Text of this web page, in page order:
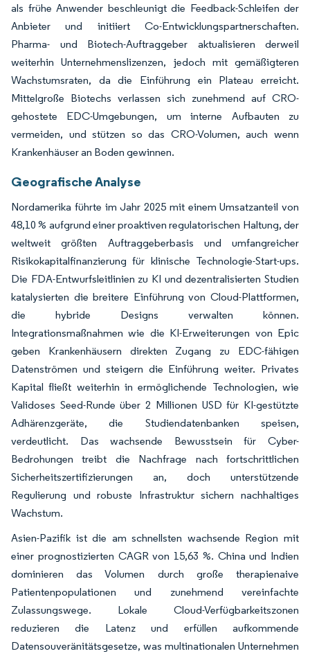
als frühe Anwender beschleunigt die Feedback-Schleifen der
Anbieter und initiiert Co-Entwicklungspartnerschaften.
Pharma- und Biotech-Auftraggeber aktualisieren derweil
weiterhin Unternehmenslizenzen, jedoch mit gemäßigteren
Wachstumsraten, da die Einführung ein Plateau erreicht.
Mittelgroße Biotechs verlassen sich zunehmend auf CRO-
gehostete EDC-Umgebungen, um interne Aufbauten zu
vermeiden, und stützen so das CRO-Volumen, auch wenn
Krankenhäuser an Boden gewinnen.
Geografische Analyse
Nordamerika führte im Jahr 2025 mit einem Umsatzanteil von
48,10 % aufgrund einer proaktiven regulatorischen Haltung, der
weltweit größten Auftraggeberbasis und umfangreicher
Risikokapitalfinanzierung für klinische Technologie-Start-ups.
Die FDA-Entwurfsleitlinien zu KI und dezentralisierten Studien
katalysierten die breitere Einführung von Cloud-Plattformen,
die hybride Designs verwalten können.
Integrationsmaßnahmen wie die KI-Erweiterungen von Epic
geben Krankenhäusern direkten Zugang zu EDC-fähigen
Datenströmen und steigern die Einführung weiter. Privates
Kapital fließt weiterhin in ermöglichende Technologien, wie
Validoses Seed-Runde über 2 Millionen USD für KI-gestützte
Adhärenzgeräte, die Studiendatenbanken speisen,
verdeutlicht. Das wachsende Bewusstsein für Cyber-
Bedrohungen treibt die Nachfrage nach fortschrittlichen
Sicherheitszertifizierungen an, doch unterstützende
Regulierung und robuste Infrastruktur sichern nachhaltiges
Wachstum.
Asien-Pazifik ist die am schnellsten wachsende Region mit
einer prognostizierten CAGR von 15,63 %. China und Indien
dominieren das Volumen durch große therapienaive
Patientenpopulationen und zunehmend vereinfachte
Zulassungswege. Lokale Cloud-Verfügbarkeitszonen
reduzieren die Latenz und erfüllen aufkommende
Datensouveränitätsgesetze, was multinationalen Unternehmen